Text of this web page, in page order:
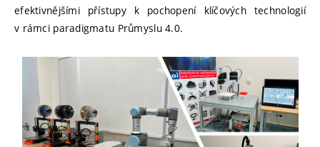
efektivnějšími přístupy k pochopení klíčových technologií
v rámci paradigmatu Průmyslu 4.0.